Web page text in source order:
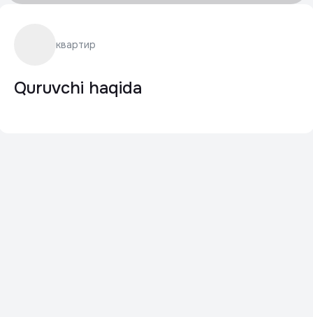
квартир
Quruvchi haqida